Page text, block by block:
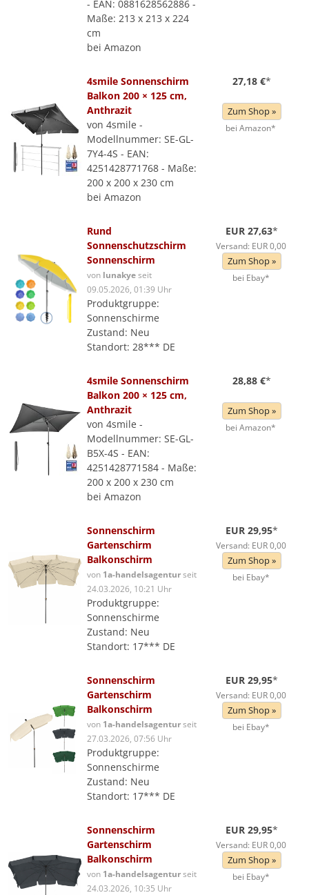
- EAN: 0881628562886 -
Maße: 213 x 213 x 224
cm
bei Amazon
4smile Sonnenschirm
Balkon 200 × 125 cm,
Anthrazit
von 4smile -
Modellnummer: SE-GL-
7Y4-4S - EAN:
4251428771768 - Maße:
200 x 200 x 230 cm
bei Amazon
27,18 €*
Zum Shop »
bei Amazon*
Rund
Sonnenschutzschirm
Sonnenschirm
von lunakyeseit
09.05.2026, 01:39 Uhr
Produktgruppe:
Sonnenschirme
Zustand: Neu
Standort: 28*** DE
EUR 27,63*
Versand: EUR 0,00
Zum Shop »
bei Ebay*
4smile Sonnenschirm
Balkon 200 × 125 cm,
Anthrazit
von 4smile -
Modellnummer: SE-GL-
B5X-4S - EAN:
4251428771584 - Maße:
200 x 200 x 230 cm
bei Amazon
28,88 €*
Zum Shop »
bei Amazon*
Sonnenschirm
Gartenschirm
Balkonschirm
von 1a-handelsagenturseit
24.03.2026, 10:21 Uhr
Produktgruppe:
Sonnenschirme
Zustand: Neu
Standort: 17*** DE
EUR 29,95*
Versand: EUR 0,00
Zum Shop »
bei Ebay*
Sonnenschirm
Gartenschirm
Balkonschirm
von 1a-handelsagenturseit
27.03.2026, 07:56 Uhr
Produktgruppe:
Sonnenschirme
Zustand: Neu
Standort: 17*** DE
EUR 29,95*
Versand: EUR 0,00
Zum Shop »
bei Ebay*
Sonnenschirm
Gartenschirm
Balkonschirm
von 1a-handelsagenturseit
24.03.2026, 10:35 Uhr
EUR 29,95*
Versand: EUR 0,00
Zum Shop »
bei Ebay*